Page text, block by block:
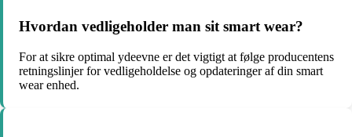
Hvordan vedligeholder man sit smart wear?
For at sikre optimal ydeevne er det vigtigt at følge producentens
retningslinjer for vedligeholdelse og opdateringer af din smart
wear enhed.